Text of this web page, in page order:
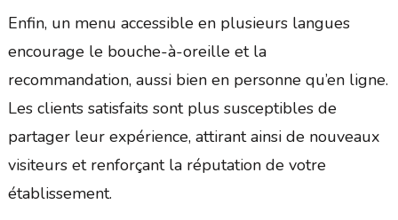
Enfin, un menu accessible en plusieurs langues
encourage le bouche-à-oreille et la
recommandation, aussi bien en personne qu’en ligne.
Les clients satisfaits sont plus susceptibles de
partager leur expérience, attirant ainsi de nouveaux
visiteurs et renforçant la réputation de votre
établissement.